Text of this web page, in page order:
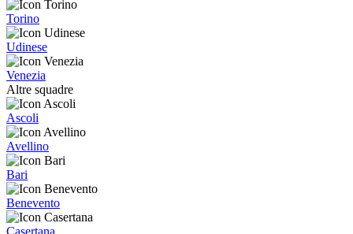
Torino
Udinese
Venezia
Altre squadre
Ascoli
Avellino
Bari
Benevento
Casertana